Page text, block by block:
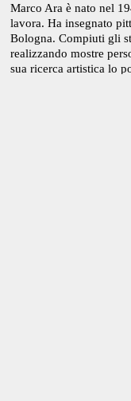
Marco Ara è nato nel
lavora. Ha insegnato
Bologna. Compiuti gli
realizzando mostre
sua ricerca artistica lo